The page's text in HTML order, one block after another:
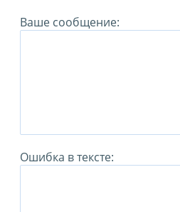
Ваше сообщение:
Ошибка в тексте: